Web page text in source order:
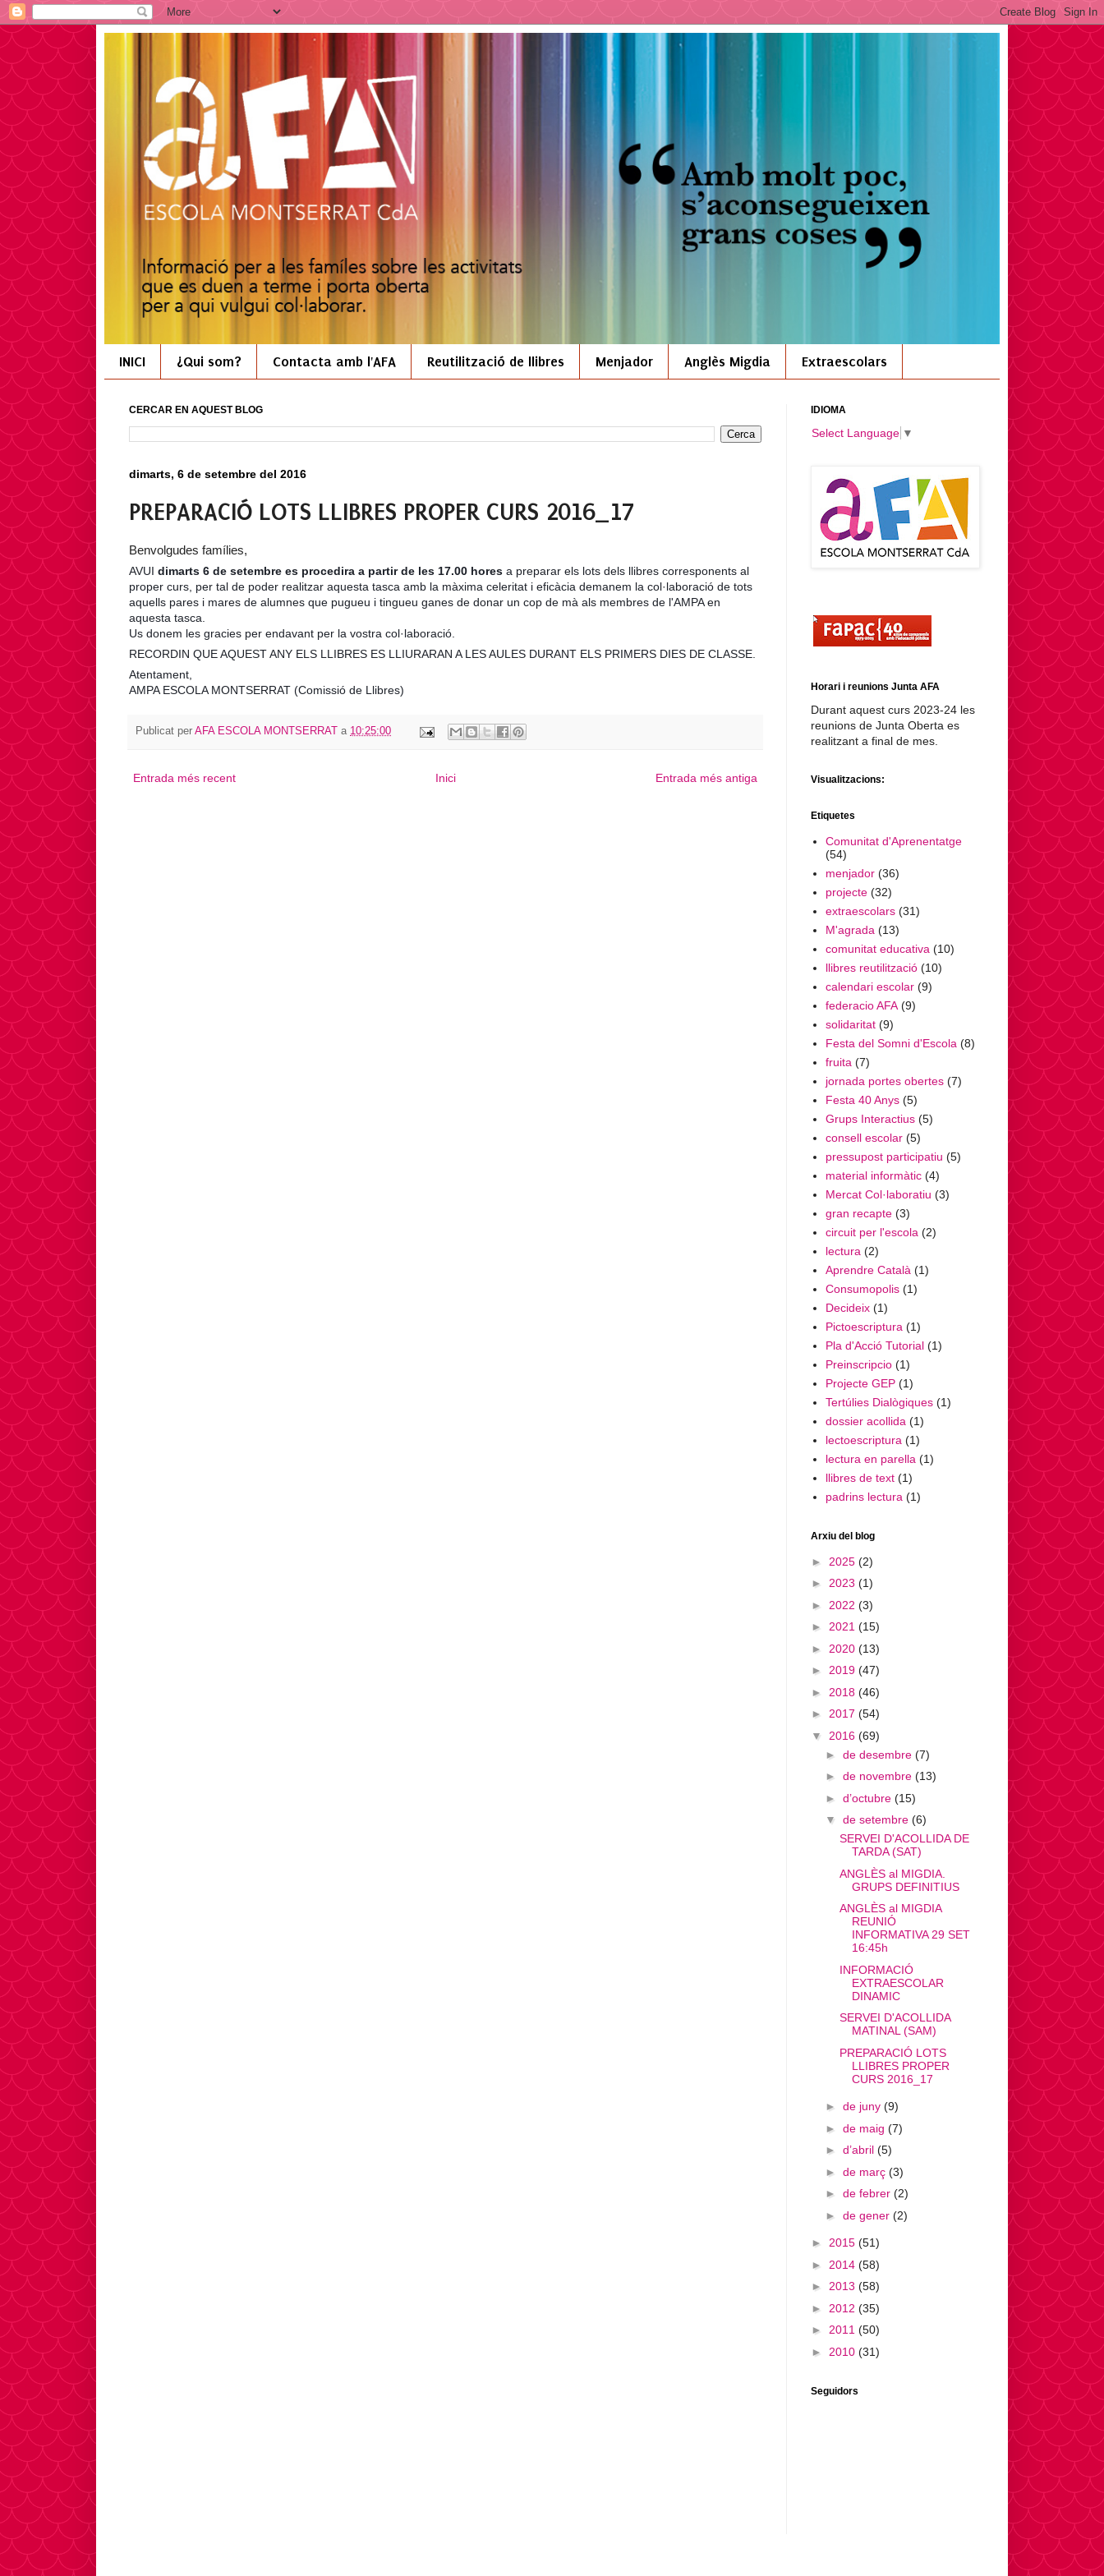
INICI ¿Qui som? Contacta amb l'AFA Reutilització de llibres Menjador Anglès Migdia Extraescolars
CERCAR EN AQUEST BLOG
dimarts, 6 de setembre del 2016
PREPARACIÓ LOTS LLIBRES PROPER CURS 2016_17
Benvolgudes famílies,
AVUI dimarts 6 de setembre es procedira a partir de les 17.00 hores a preparar els lots dels llibres corresponents al
proper curs, per tal de poder realitzar aquesta tasca amb la màxima celeritat i eficàcia demanem la col·laboració de tots
aquells pares i mares de alumnes que pugueu i tingueu ganes de donar un cop de mà als membres de l'AMPA en
aquesta tasca.
Us donem les gracies per endavant per la vostra col·laboració.
RECORDIN QUE AQUEST ANY ELS LLIBRES ES LLIURARAN A LES AULES DURANT ELS PRIMERS DIES DE CLASSE.
Atentament
AMPA ESCOLA MONTSERRAT (Comissió de Llibres)
Publicat per AFA ESCOLA MONTSERRAT a 10:25:00
Entrada més recent Entrada més antiga
Inici
IDIOMA
Select Language ▼
Horari i reunions Junta AFA
Durant aquest curs 2023-24 les
reunions de Junta Oberta es
realitzant a final de mes.
Visualitzacions:
Etiquetes
Comunitat d'Aprenentatge
(54)
menjador (36)
projecte (32)
extraescolars (31)
M'agrada (13)
comunitat educativa (10)
llibres reutilització (10)
calendari escolar (9)
federacio AFA (9)
solidaritat (9)
Festa del Somni d'Escola (8)
fruita (7)
jornada portes obertes (7)
Festa 40 Anys (5)
Grups Interactius (5)
consell escolar (5)
pressupost participatiu (5)
material informàtic (4)
Mercat Col·laboratiu (3)
gran recapte (3)
circuit per l'escola (2)
lectura (2)
Aprendre Català (1)
Consumopolis (1)
Decideix (1)
Pictoescriptura (1)
Pla d'Acció Tutorial (1)
Preinscripcio (1)
Projecte GEP (1)
Tertúlies Dialògiques (1)
dossier acollida (1)
lectoescriptura (1)
lectura en parella (1)
llibres de text (1)
padrins lectura (1)
Arxiu del blog
► 2025 (2)
► 2023 (1)
► 2022 (3)
► 2021 (15)
► 2020 (13)
► 2019 (47)
► 2018 (46)
► 2017 (54)
▼ 2016 (69)
► de desembre (7)
► de novembre (13)
► d’octubre (15)
▼ de setembre (6)
SERVEI D'ACOLLIDA DE
TARDA (SAT)
ANGLÈS al MIGDIA.
GRUPS DEFINITIUS
ANGLÈS al MIGDIA
REUNIÓ
INFORMATIVA 29 SET
16:45h
INFORMACIÓ
EXTRAESCOLAR
DINAMIC
SERVEI D'ACOLLIDA
MATINAL (SAM)
PREPARACIÓ LOTS
LLIBRES PROPER
CURS 2016_17
► de juny (9)
► de maig (7)
► d’abril (5)
► de març (3)
► de febrer (2)
► de gener (2)
► 2015 (51)
► 2014 (58)
► 2013 (58)
► 2012 (35)
► 2011 (50)
► 2010 (31)
Seguidors